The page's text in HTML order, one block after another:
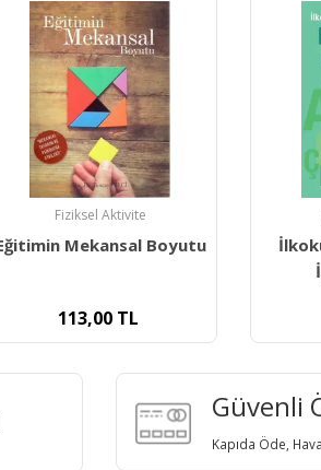
Fiziksel Aktivite
İlkokul Ve Ortaokullar
39,90TL
Güvenli
Kapıda Öde,